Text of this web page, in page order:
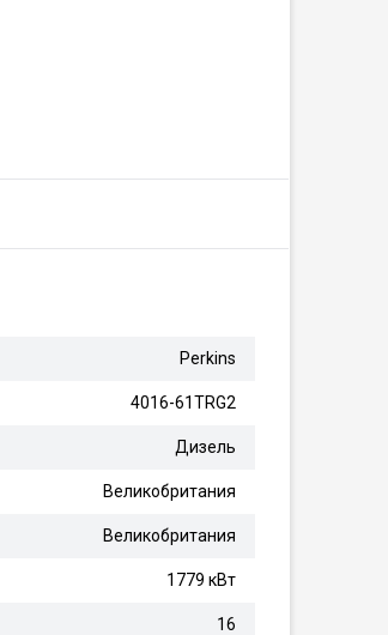
Perkins
4016-61TRG2
Дизель
Великобритания
Великобритания
1779 кВт
16